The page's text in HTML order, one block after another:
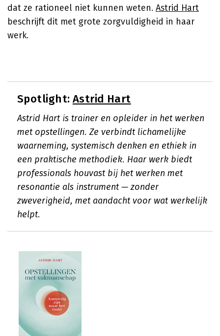
dat ze rationeel niet kunnen weten. Astrid Hart
beschrijft dit met grote zorgvuldigheid in haar
werk.
Spotlight: Astrid Hart
Astrid Hart is trainer en opleider in het werken
met opstellingen. Ze verbindt lichamelijke
waarneming, systemisch denken en ethiek in
een praktische methodiek. Haar werk biedt
professionals houvast bij het werken met
resonantie als instrument — zonder
zweverigheid, met aandacht voor wat werkelijk
helpt.